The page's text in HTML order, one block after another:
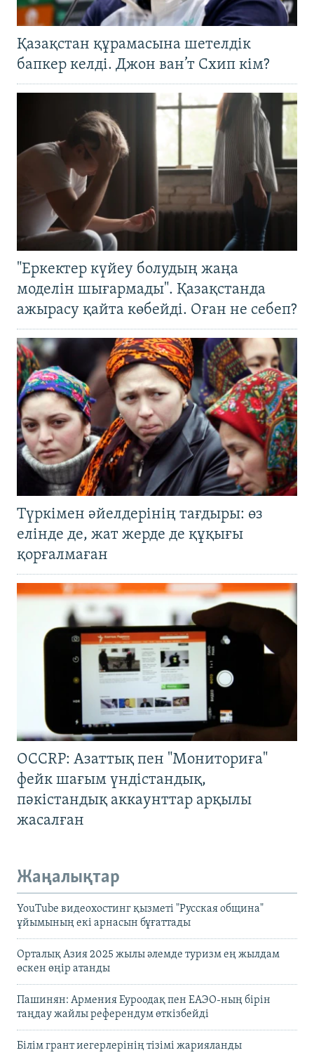
Қазақстан құрамасына шетелдік
бапкер келді. Джон ван’т Схип кім?
"Еркектер күйеу болудың жаңа
моделін шығармады". Қазақстанда
ажырасу қайта көбейді. Оған не себеп?
Түркімен әйелдерінің тағдыры: өз
елінде де, жат жерде де құқығы
қорғалмаған
OCCRP: Азаттық пен "Мониториға"
фейк шағым үндістандық,
пәкістандық аккаунттар арқылы
жасалған
Жаңалықтар
YouTube видеохостинг қызметі "Русская община"
ұйымының екі арнасын бұғаттады
Орталық Азия 2025 жылы әлемде туризм ең жылдам
өскен өңір атанды
Пашинян: Армения Еуроодақ пен ЕАЭО-ның бірін
таңдау жайлы референдум өткізбейді
Білім грант иегерлерінің тізімі жарияланды